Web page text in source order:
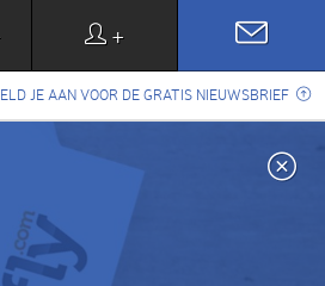
+
JE AAN VOOR DE GRATIS NIEUWSBRIEF